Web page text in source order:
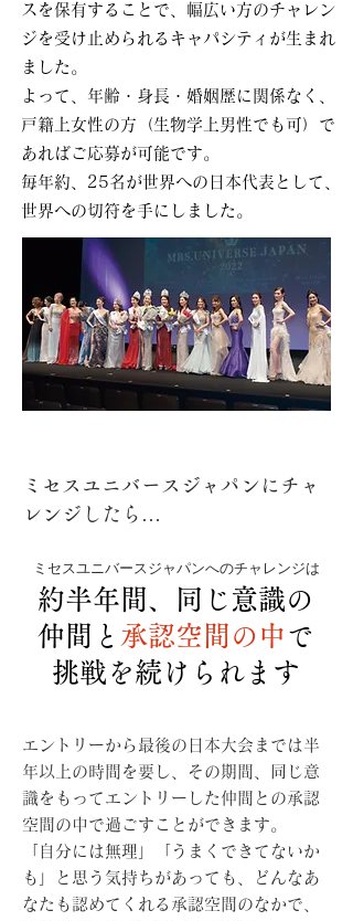
スを保有することで、幅広い方のチャレン
ジを受け止められるキャパシティが生まれ
ました。
よって、年齢・身長・婚姻歴に関係なく、
戸籍上女性の方（生物学上男性でも可）で
あればご応募が可能です。
毎年約、25名が世界への日本代表として、
世界への切符を手にしました。
ミセスユニバースジャパンにチャ
レンジしたら…
ミセスユニバースジャパンへのチャレンジは
約半年間、同じ意識の
仲間と 承認空間の中 で
挑戦を続けられます
エントリーから最後の日本大会までは半
年以上の時間を要し、その期間、同じ意
識をもってエントリーした仲間との承認
空間の中で過ごすことができます。
「自分には無理」「うまくできてないか
も」と思う気持ちがあっても、どんなあ
なたも認めてくれる承認空間のなかで、